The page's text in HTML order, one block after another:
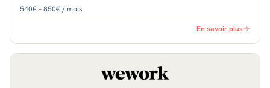
540€ – 850€ / mois
En savoir plus